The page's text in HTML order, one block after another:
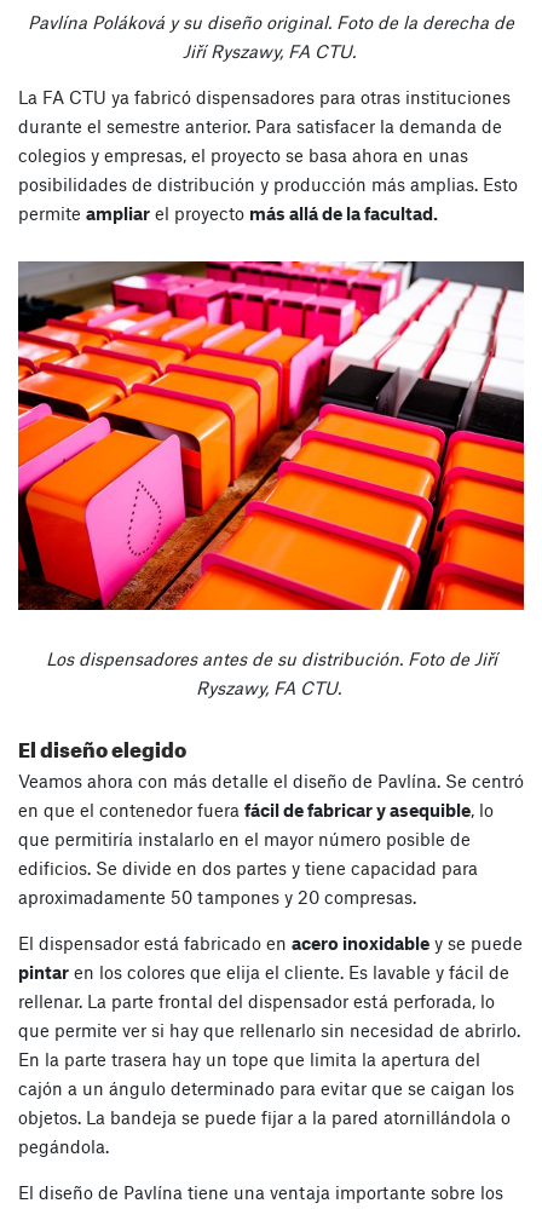
Pavlína Poláková y su diseño original. Foto de la derecha de
Jiří Ryszawy, FA CTU.
La FA CTU ya fabricó dispensadores para otras instituciones
durante el semestre anterior. Para satisfacer la demanda de
colegios y empresas, el proyecto se basa ahora en unas
posibilidades de distribución y producción más amplias. Esto
permite ampliar el proyecto más allá de la facultad.
Los dispensadores antes de su distribución. Foto de Jiří
Ryszawy, FA CTU.
El diseño elegido
Veamos ahora con más detalle el diseño de Pavlína. Se centró
en que el contenedor fuera fácil de fabricar y asequible, lo
que permitiría instalarlo en el mayor número posible de
edificios. Se divide en dos partes y tiene capacidad para
aproximadamente 50 tampones y 20 compresas.
El dispensador está fabricado en acero inoxidable y se puede
pintar en los colores que elija el cliente. Es lavable y fácil de
rellenar. La parte frontal del dispensador está perforada, lo
que permite ver si hay que rellenarlo sin necesidad de abrirlo.
En la parte trasera hay un tope que limita la apertura del
cajón a un ángulo determinado para evitar que se caigan los
objetos. La bandeja se puede fijar a la pared atornillándola o
pegándola.
El diseño de Pavlína tiene una ventaja importante sobre los